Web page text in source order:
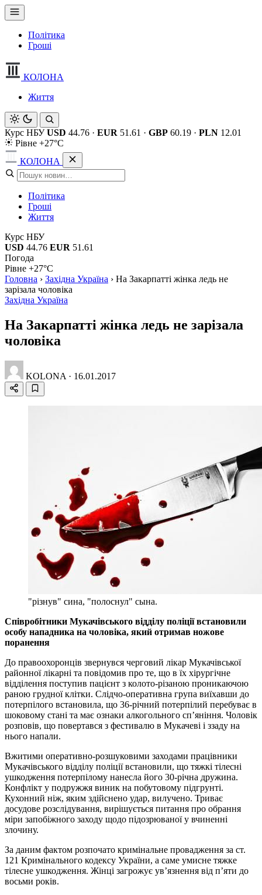
Політика
Гроші
КОЛОНА
Життя
Курс НБУ USD 44.76 · EUR 51.61 · GBP 60.19 · PLN 12.01
Рівне +27°C
КОЛОНА
Політика
Гроші
Життя
Курс НБУ
USD 44.76 EUR 51.61
Погода
Рівне +27°C
Головна › Західна Україна › На Закарпатті жінка ледь не
зарізала чоловіка
Західна Україна
На Закарпатті жінка ледь не зарізала
чоловіка
KOLONA · 16.01.2017
"різнув" сина, "полоснул" сына.
Співробітники Мукачівського відділу поліції встановили
особу нападника на чоловіка, який отримав ножове
поранення
До правоохоронців звернувся черговий лікар Мукачівської
районної лікарні та повідомив про те, що в їх хірургічне
відділення поступив пацієнт з колото-різаною проникаючою
раною грудної клітки. Слідчо-оперативна група виїхавши до
потерпілого встановила, що 36-річний потерпілий перебуває в
шоковому стані та має ознаки алкогольного сп’яніння. Чоловік
розповів, що повертався з фестивалю в Мукачеві і ззаду на
нього напали.
Вжитими оперативно-розшуковими заходами працівники
Мукачівського відділу поліції встановили, що тяжкі тілесні
ушкодження потерпілому нанесла його 30-річна дружина.
Конфлікт у подружжя виник на побутовому підгрунті.
Кухонний ніж, яким здійснено удар, вилучено. Триває
досудове розслідування, вирішується питання про обрання
міри запобіжного заходу щодо підозрюваної у вчиненні
злочину.
За даним фактом розпочато кримінальне провадження за ст.
121 Кримінального кодексу України, а саме умисне тяжке
тілесне ушкодження. Жінці загрожує ув’язнення від п’яти до
восьми років.